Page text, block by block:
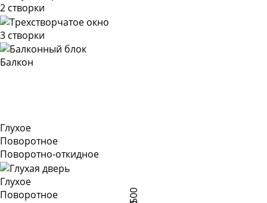
2 створки
3 створки
Балкон
2500
Глухое
Поворотное
Поворотно-откидное
Глухое
Поворотное